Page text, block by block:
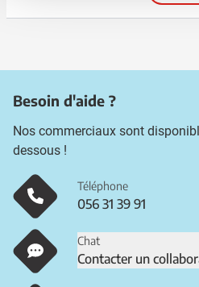
Besoin d'aide ?
Nos commerciaux sont
dessous !
Téléphone
056 31 39 91
Chat
Contacter un